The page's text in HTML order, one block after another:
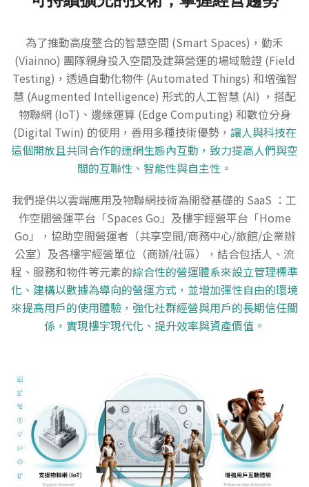
為了推動高度整合的智慧空間 (Smart Spaces)，勤禾
(Viainno) 團隊親身投入空間及建築營運的場域驗證 (Field
Testing)，透過自動化物件 (Automated Things) 和增強智
慧 (Augmented Intelligence) 形式的人工智慧 (AI) ，搭配
物聯網 (IoT)、邊緣運算 (Edge Computing) 和數位分身
(Digital Twin) 的使用，善用多種技術優勢， 讓人與科技在
這個開放且共同合作的連網生態內互動，致力提高人們與空
間的互聯性、智能性與自主性。
我們提供以雲端應用及物聯網技術為開發基礎的 SaaS ：工
作空間營運平台「Spaces Go」及樓宇經營平台「Home
Go」，協助空間營運者（共享空間/商務中心/旅館/企業辦
公室）及各樓宇經營單位（商辦/社區），結合包括人、流
程、服務和物件等元素的綜合性的營運體系來設立管理標準
化、建構以數據為導向的營運方式，並增加彈性自由的環境
來提高用戶的使用體驗，強化社群經營與用戶的長期信任關
係，實現樓宇現代化、提升效率與資產價值。